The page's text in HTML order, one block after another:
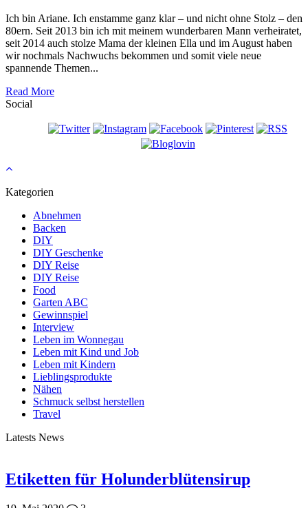
Ich bin Ariane. Ich enstamme ganz klar – und nicht ohne Stolz – den
80ern. Seit 2013 bin ich mit meinem wunderbaren Mann verheiratet,
seit 2014 auch stolze Mama der kleinen Ella und im August haben
wir nochmals Nachwuchs bekommen und somit viele neue
spannende Themen...
Read More
Social
Kategorien
Abnehmen
Backen
DIY
DIY Geschenke
DIY Reise
DIY Reise
Food
Garten ABC
Gewinnspiel
Interview
Leben im Wonnegau
Leben mit Kind und Job
Leben mit Kindern
Lieblingsprodukte
Nähen
Schmuck selbst herstellen
Travel
Latests News
Etiketten für Holunderblütensirup